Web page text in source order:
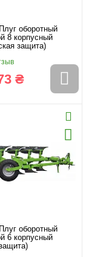
оборотный
8 корпусный
защита)
₴
оборотный
6 корпусный